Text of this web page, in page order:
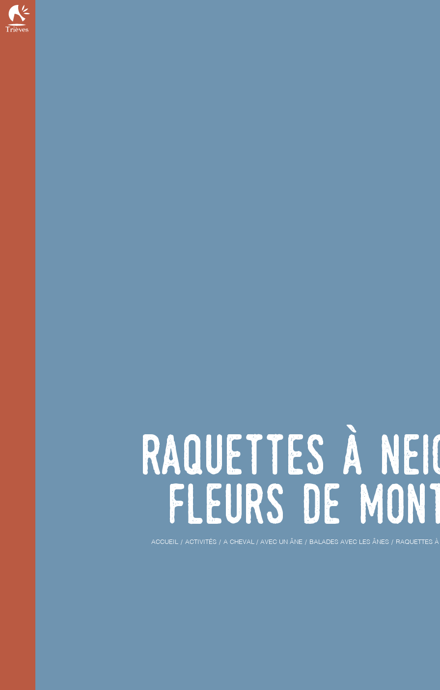
Raquettes à
Fleurs de
ACCUEIL ACTIVITÉS A CHEVAL / AVEC UN ÂNE BALADES AVEC LES ÂNES RAQUETTES